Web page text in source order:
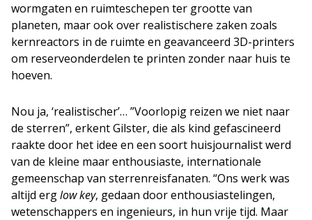
wormgaten en ruimteschepen ter grootte van
planeten, maar ook over realistischere zaken zoals
kernreactors in de ruimte en geavanceerd 3D-printers
om reserveonderdelen te printen zonder naar huis te
hoeven.
Nou ja, ‘realistischer’… ”Voorlopig reizen we niet naar
de sterren”, erkent Gilster, die als kind gefascineerd
raakte door het idee en een soort huisjournalist werd
van de kleine maar enthousiaste, internationale
gemeenschap van sterrenreisfanaten. “Ons werk was
altijd erglow key, gedaan door enthousiastelingen,
wetenschappers en ingenieurs, in hun vrije tijd. Maar